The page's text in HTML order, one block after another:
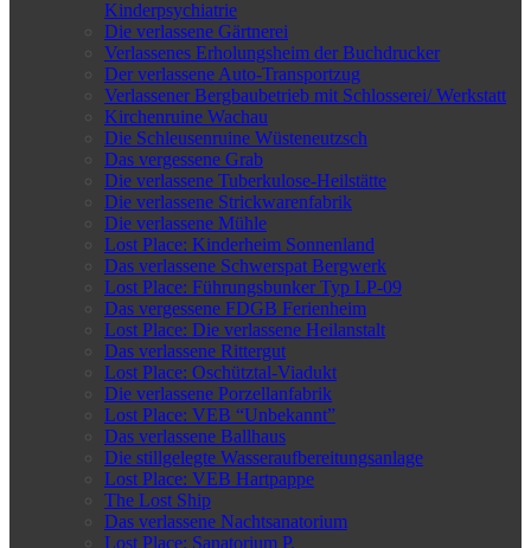
Kinderpsychiatrie
Die verlassene Gärtnerei
Verlassenes Erholungsheim der Buchdrucker
Der verlassene Auto-Transportzug
Verlassener Bergbaubetrieb mit Schlosserei/ Werkstatt
Kirchenruine Wachau
Die Schleusenruine Wüsteneutzsch
Das vergessene Grab
Die verlassene Tuberkulose-Heilstätte
Die verlassene Strickwarenfabrik
Die verlassene Mühle
Lost Place: Kinderheim Sonnenland
Das verlassene Schwerspat Bergwerk
Lost Place: Führungsbunker Typ LP-09
Das vergessene FDGB Ferienheim
Lost Place: Die verlassene Heilanstalt
Das verlassene Rittergut
Lost Place: Oschütztal-Viadukt
Die verlassene Porzellanfabrik
Lost Place: VEB “Unbekannt”
Das verlassene Ballhaus
Die stillgelegte Wasseraufbereitungsanlage
Lost Place: VEB Hartpappe
The Lost Ship
Das verlassene Nachtsanatorium
Lost Place: Sanatorium P.